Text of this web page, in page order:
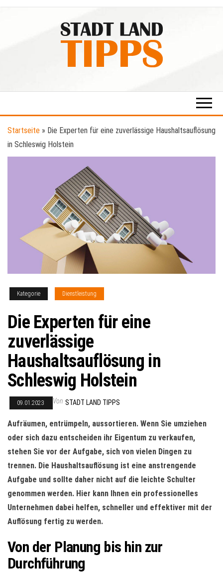
Tipps
für Stadt
Startseite » Die Experten für eine zuverlässige Haushaltsauflösung
in Schleswig Holstein
Kategorie Dienstleistung
Die Experten für eine
zuverlässige
Haushaltsauflösung in
Schleswig Holstein
09.01.2023 Von STADT LAND TIPPS
Aufräumen, entrümpeln, aussortieren. Wenn Sie umziehen
oder sich dazu entscheiden ihr Eigentum zu verkaufen,
stehen Sie vor der Aufgabe, sich von vielen Dingen zu
trennen. Die Haushaltsauflösung ist eine anstrengende
Aufgabe und sollte daher nicht auf die leichte Schulter
genommen werden. Hier kann Ihnen ein professionelles
Unternehmen dabei helfen, schneller und effektiver mit der
Auflösung fertig zu werden.
Von der Planung bis hin zur
Durchführung